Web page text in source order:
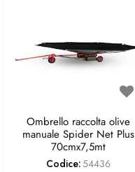
Ombrello raccolta olive
manuale Spider Net Plus
70cmx7,5mt
Codice:54436